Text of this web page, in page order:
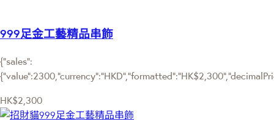
999足金工藝精品串飾
{"sales":
HK$2,300